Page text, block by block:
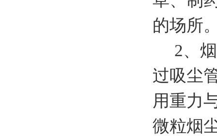
的场所
2、烟
过吸尘
用重力
微粒烟